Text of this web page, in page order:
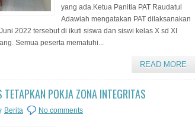
yang ada.Ketua Panitia PAT Raudatul
Adawiah mengatakan PAT dilaksanakan
2022 tersebut di ikuti siswa dan siswi kelas X sd XI
Semua peserta mematuhi...
READ MORE
POKJA ZONA INTEGRITAS
Berita No comments